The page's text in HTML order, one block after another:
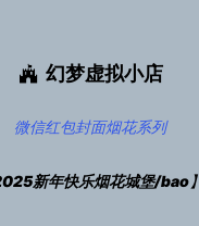
幻梦虚拟小店
微信红包封面烟花系列
新年快乐烟花城堡/bao】